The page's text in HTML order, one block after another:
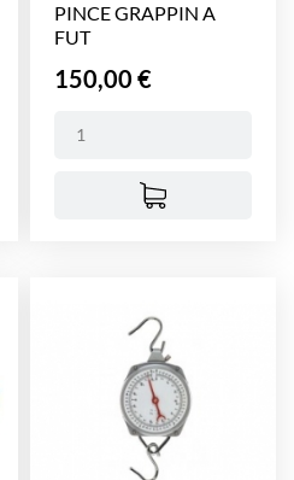
PINCE GRAPPIN A
FUT
Prix
150,00 €